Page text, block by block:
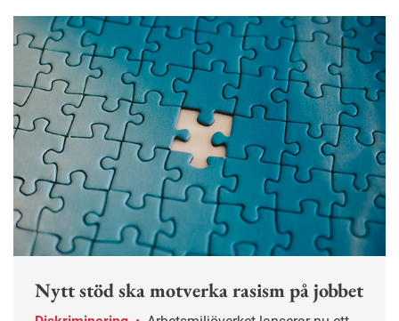
Nytt stöd ska motverka rasism på jobbet